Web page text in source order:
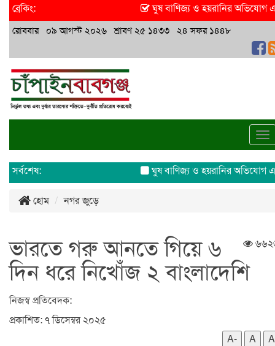
ব্রেকিং: ঘুষ বাণিজ্য ও হয়রানির অভিযোগ
রোববার ০৯ আগস্ট ২০২৬ শ্রাবণ ২৫ ১৪৩৩ ২৪ সফর ১৪৪৮
সর্বশেষ:
ঘুষ বাণিজ্য ও হয়রানির অভিযোগ
হোম নগর জুড়ে
ভারতে গরু আনতে গিয়ে ৬
দিন ধরে নিখোঁজ ২ বাংলাদেশি
নিজস্ব প্রতিবেদক:
প্রকাশিত: ৭ ডিসেম্বর ২০২৫
A-
A